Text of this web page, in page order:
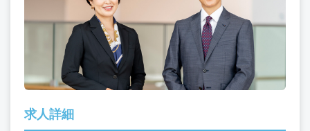
求人詳細